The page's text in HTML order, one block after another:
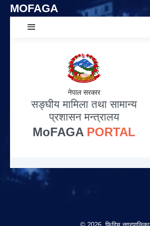
MOFAGA